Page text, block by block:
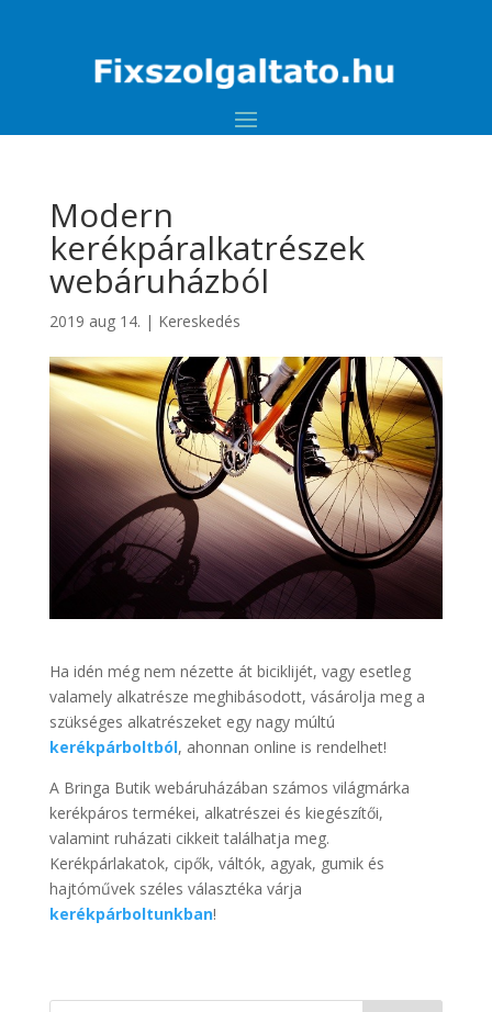
Modern
kerékpáralkatrészek
webáruházból
2019 aug 14. | Kereskedés
Ha idén még nem nézette át biciklijét, vagy esetleg
valamely alkatrésze meghibásodott, vásárolja meg a
szükséges alkatrészeket egy nagy múltú
kerékpárboltból, ahonnan online is rendelhet!
A Bringa Butik webáruházában számos világmárka
kerékpáros termékei, alkatrészei és kiegészítői,
valamint ruházati cikkeit találhatja meg.
Kerékpárlakatok, cipők, váltók, agyak, gumik és
hajtóművek széles választéka várja
kerékpárboltunkban!